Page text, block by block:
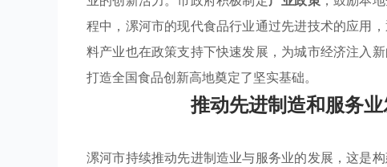
程中，漯河市的现代食品行业通过先进技术的应用
料产业也在政策支持下快速发展，为城市经济注入
打造全国食品创新高地奠定了坚实基础。
推动先进制造和服务
漯河市持续推动先进制造业与服务业的发展，这是